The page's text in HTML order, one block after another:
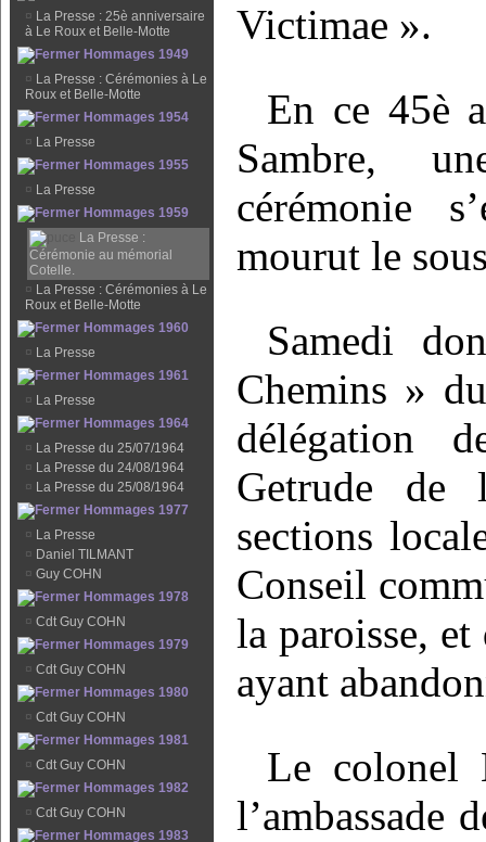
¤ La Presse : 25è anniversaire
à Le Roux et Belle-Motte
Hommages 1949
¤ La Presse : Cérémonies à Le
Roux et Belle-Motte
Hommages 1954
¤ La Presse
Hommages 1955
¤ La Presse
Hommages 1959
La Presse :
Cérémonie au mémorial
Cotelle.
¤ La Presse : Cérémonies à Le
Roux et Belle-Motte
Hommages 1960
¤ La Presse
Hommages 1961
¤ La Presse
Hommages 1964
¤ La Presse du 25/07/1964
¤ La Presse du 24/08/1964
¤ La Presse du 25/08/1964
Hommages 1977
¤ La Presse
¤ Daniel TILMANT
¤ Guy COHN
Hommages 1978
¤ Cdt Guy COHN
Hommages 1979
¤ Cdt Guy COHN
Hommages 1980
¤ Cdt Guy COHN
Hommages 1981
¤ Cdt Guy COHN
Hommages 1982
¤ Cdt Guy COHN
Hommages 1983
Victimae ».
En ce 45è
Sambre,
cérémonie
mourut le
Samedi
Chemins »
délégation
Getrude de
sections
Conseil
la paroisse,
ayant
Le colonel
l’ambassade